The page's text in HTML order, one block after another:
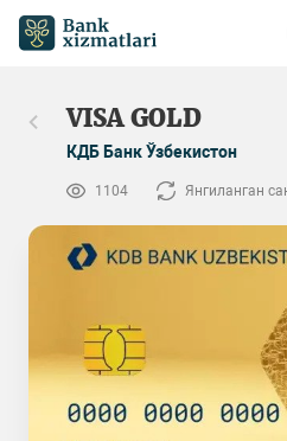
VISA GOLD
КДБ Банк Ўзбекистон
1104 Янгиланган